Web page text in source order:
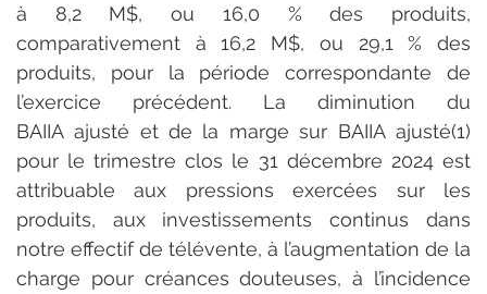
à 8,2 M$, ou 16,0 % des produits,
comparativement à 16,2 M$, ou 29,1 % des
produits, pour la période correspondante de
l’exercice précédent. La diminution du
BAIIA ajusté et de la marge sur BAIIA ajusté(1)
pour le trimestre clos le 31 décembre 2024 est
attribuable aux pressions exercées sur les
produits, aux investissements continus dans
notre effectif de télévente, à l’augmentation de la
charge pour créances douteuses, à l’incidence